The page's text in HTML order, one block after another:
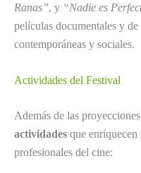
Ranas”, y “Nadie es
películas documentales y
contemporáneas y sociales.
Actividades del Festival
Además de las
actividades que
profesionales del cine: